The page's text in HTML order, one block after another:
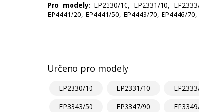
Pro modely: EP2330/10, EP2331/10,
EP4441/20, EP4441/50, EP4443/70, EP4446/
Určeno pro modely
EP2330/10 EP2331/10
EP3343/50
EP3347/90